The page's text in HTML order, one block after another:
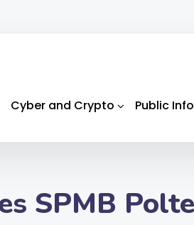
Cyber and Crypto Public
SPMB